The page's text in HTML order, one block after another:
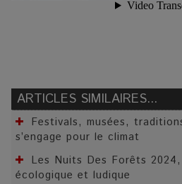
ARTICLES SIMILAIRES...
Festivals, musées,
s’engage pour le climat
Les Nuits Des Forêts
écologique et ludique